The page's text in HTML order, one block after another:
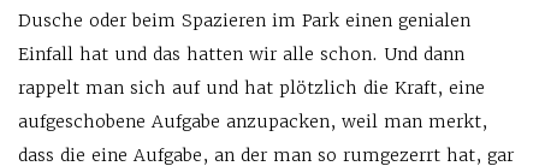
Dusche oder beim Spazieren im Park einen genialen
Einfall hat und das hatten wir alle schon. Und dann
rappelt man sich auf und hat plötzlich die Kraft, eine
aufgeschobene Aufgabe anzupacken, weil man merkt,
dass die eine Aufgabe, an der man so rumgezerrt hat, gar